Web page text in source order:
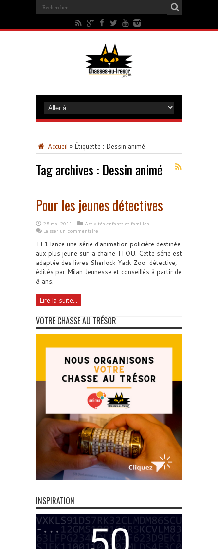
Accueil » Étiquette : Dessin animé
Tag archives : Dessin animé
Pour les jeunes détectives
28 mai 2011
Activités enfants et familles
Laisser un commentaire
TF1 lance une série d'animation policière destinée
aux plus jeune sur la chaine TFOU. Cette série est
adaptée des livres Sherlock Yack Zoo-détective,
édités par Milan Jeunesse et conseillés à partir de
8 ans.
Lire la suite...
VOTRE CHASSE AU TRÉSOR
INSPIRATION